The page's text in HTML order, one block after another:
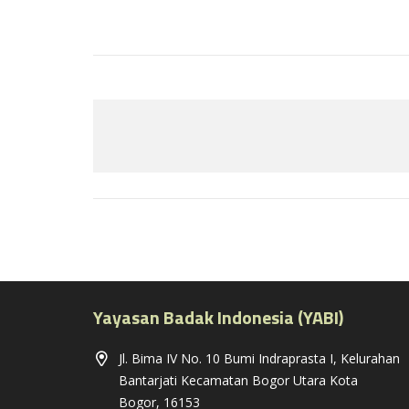
Yayasan Badak Indonesia (YABI)
Jl. Bima IV No. 10 Bumi Indraprasta I, Kelurahan
Bantarjati Kecamatan Bogor Utara Kota
Bogor, 16153